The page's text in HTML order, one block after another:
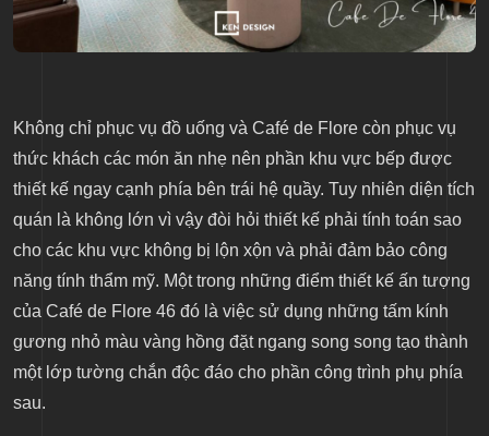
Không chỉ phục vụ đồ uống và Café de Flore còn phục vụ
thức khách các món ăn nhẹ nên phần khu vực bếp được
thiết kế ngay cạnh phía bên trái hệ quầy. Tuy nhiên diện tích
quán là không lớn vì vậy đòi hỏi thiết kế phải tính toán sao
cho các khu vực không bị lộn xộn và phải đảm bảo công
năng tính thẩm mỹ. Một trong những điểm thiết kế ấn tượng
của Café de Flore 46 đó là việc sử dụng những tấm kính
gương nhỏ màu vàng hồng đặt ngang song song tạo thành
một lớp tường chắn độc đáo cho phần công trình phụ phía
sau.